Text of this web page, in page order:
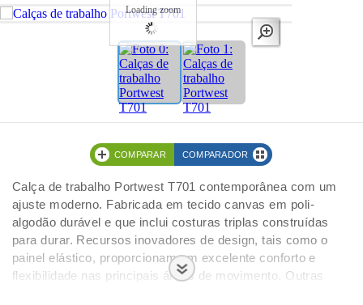
Loading zoom
COMPARAR COMPARADOR
Calça de trabalho Portwest T701 contemporânea com um
ajuste moderno. Fabricada em tecido canvas em poli-
algodão durável e que inclui costuras triplas construídas
para durar. Recursos inovadores de design, tais como o
painel elástico, proporcionam um excelente conforto e
flexibilidade nas principais áreas de movimento. Outras